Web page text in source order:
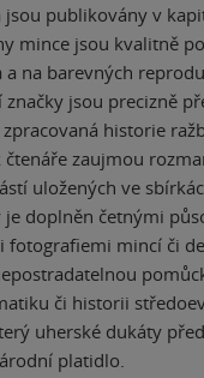
publikovány v
mince jsou kvalitně
na barevných
jsou precizně
historie
čtenáře zaujmou
uložených ve
je doplněn četnými
mincí či
či historii
uherské dukáty
platidlo.